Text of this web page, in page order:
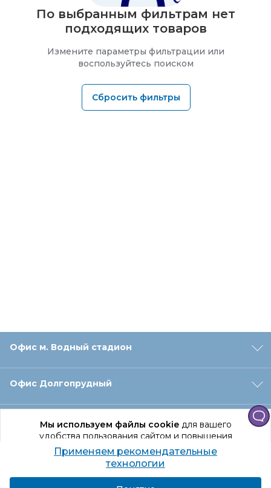
Мы используем файлы cookieдля вашего
удобства пользования сайтом и повышения
качества рекомендаций.
Продолжая использование сайта, вы даете
согласие на обработку персональных данных
По выбранным фильтрам нет
подходящих товаров
Измените параметры фильтрации или
воспользуйтесь поиском
Сбросить фильтры
Офис м. Водный стадион
Офис Долгопрудный
Офис Санкт‑Петербург
Оформление заказа
Применяем рекомендательные
технологии